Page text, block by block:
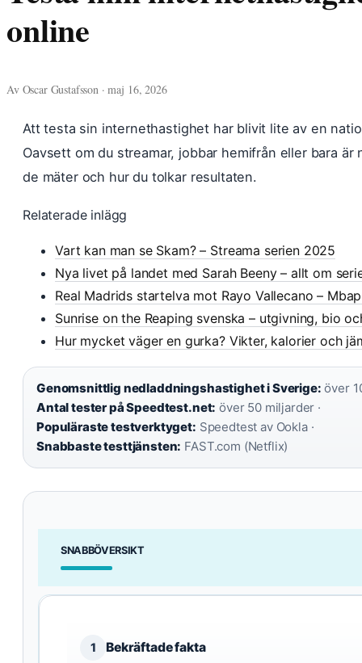
online
Av Oscar Gustafsson · maj 16, 2026
Att testa sin internethastighet har blivit lite av en
Oavsett om du streamar, jobbar hemifrån eller bara
de mäter och hur du tolkar resultaten.
Relaterade inlägg
Vart kan man se Skam? – Streama serien 2025
Nya livet på landet med Sarah Beeny – allt om
Real Madrids startelva mot Rayo Vallecano –
Sunrise on the Reaping svenska – utgivning, bio
Hur mycket väger en gurka? Vikter, kalorier och
Genomsnittlig nedladdningshastighet i Sverige: över
Antal tester på Speedtest.net: över 50 miljarder ·
Populäraste testverktyget: Speedtest av Ookla ·
Snabbaste testtjänsten: FAST.com (Netflix)
SNABBÖVERSIKT
1 Bekräftade fakta